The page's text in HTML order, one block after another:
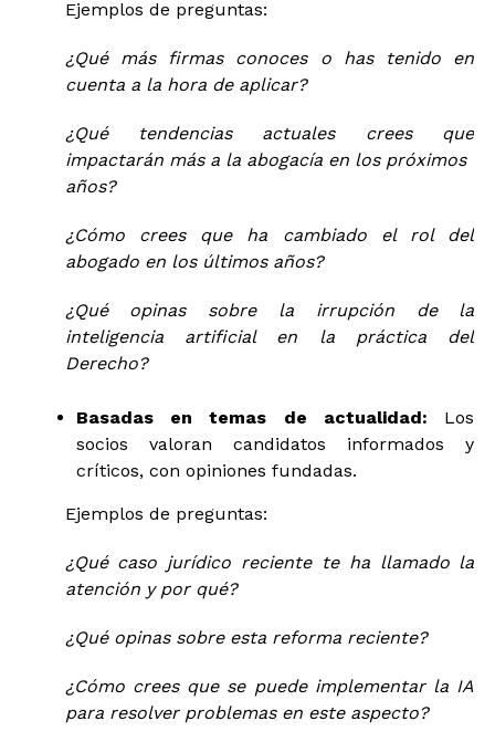
Ejemplos de preguntas:
¿Qué más firmas conoces o has tenido en
cuenta a la hora de aplicar?
¿Qué tendencias actuales crees que
impactarán más a la abogacía en los próximos
años?
¿Cómo crees que ha cambiado el rol del
abogado en los últimos años?
¿Qué opinas sobre la irrupción de la
inteligencia artificial en la práctica del
Derecho?
Basadas en temas de actualidad: Los
socios valoran candidatos informados y
críticos, con opiniones fundadas.
Ejemplos de preguntas:
¿Qué caso jurídico reciente te ha llamado la
atención y por qué?
¿Qué opinas sobre esta reforma reciente?
¿Cómo crees que se puede implementar la IA
para resolver problemas en este aspecto?